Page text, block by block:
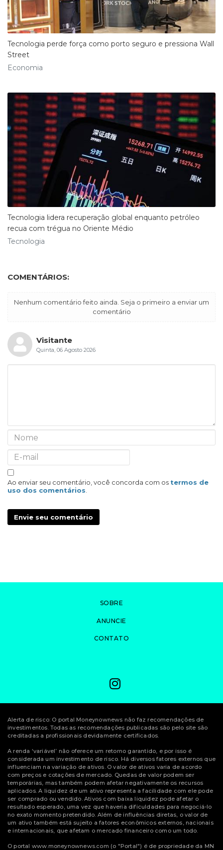
Tecnologia perde força como porto seguro e pressiona Wall
Street
Economia
Tecnologia lidera recuperação global enquanto petróleo
recua com trégua no Oriente Médio
Tecnologia
COMENTÁRIOS:
Nenhum comentário feito ainda. Seja o primeiro a enviar um
comentário
Visitante
Quinta, 06 Agosto 2026
Ao enviar seu comentário, você concorda com os termos de
uso dos comentários.
Envie seu comentário
SOBRE
ANUNCIE
CONTATO
Alerta de risco: O portal Moneynownews não faz recomendações de
investimentos. Todas as recomendações publicadas são pelo site são
creditadas a profissionais devidamente certificados.
A renda ‘variável’ não oferece um retorno garantido, e por isso é
considerada um investimento de risco. Há diversos fatores externos que
influenciam na variação de ativos. O valor de ativos varia de acordo
com preços e cotações de mercado. Quedas de valor podem ser
temporárias, mas também podem afetar negativamente os recursos
aplicados. A liquidez de um ativo representa a facilidade com ele pode
ser comprado ou vendido. Ativos com baixa liquidez pode afetar o
resultado esperado, uma vez que haveria dificuldades para negociá-lo
no exato momento pretendido. Além de influências diretas, o valor de
um ativo também está sujeito a fatores econômicos externos, nacionais
e internacionais, que afetam o mercado financeiro como um todo.
O portal www.moneynownews.com (o "Portal") é de propriedade da MN